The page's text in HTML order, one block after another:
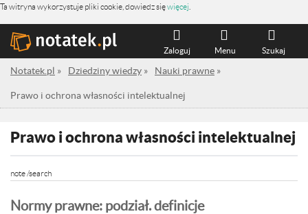
Ta witryna wykorzystuje pliki cookie, dowiedz sięwięcej
Szukaj
Menu
Zaloguj
Notatek.pl » Dziedziny wiedzy » Nauki prawne »
Prawo i ochrona własności intelektualnej
Prawo i ochrona własności intelektualnej
note /search
Normy prawne: podział. definicje